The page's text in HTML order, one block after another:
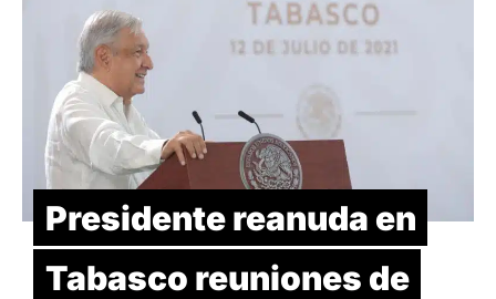
Presidente reanuda en
Tabasco reuniones de